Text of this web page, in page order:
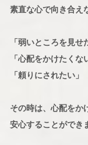
素直な心で向き合え
「弱いところを見せ
「心配をかけたくな
「頼りにされたい」
その時は、心配をか
安心することができ